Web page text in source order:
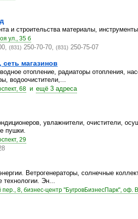
и строительства материалы,
ул., 35 б
(831) 250-70-70, (831) 250-75-07
магазинов
отопление, радиаторы отопления,
водоочистители,...
68 и ещё 3 адреса
увлажнители, очистители,
пушки.
29
Ветрогенераторы, солнечные
технологии. Эн...
8, бизнес-центр "БугровБизнесПарк", оф.